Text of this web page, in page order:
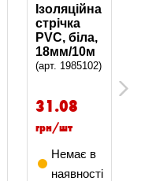
Ізоляційна
стрічка
PVC, біла,
18мм/10м
(арт. 1985102)
31.08
грн/шт
Немає в
наявності
Next